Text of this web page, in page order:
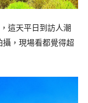
這天平日到訪人潮
，現場看都覺得超